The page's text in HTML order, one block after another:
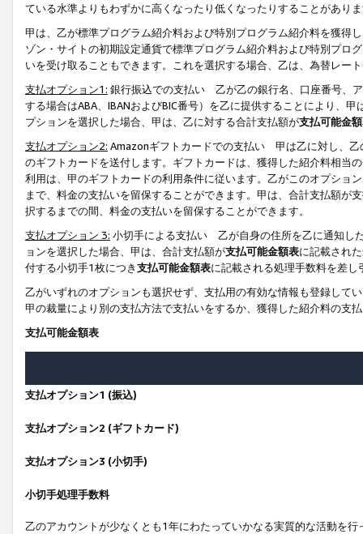
ている水準よりもわずかに高くなったり低くなったりすることがあり
甲は、乙が標準プログラム紹介料および特別プログラム紹介料を獲得
ゾン・サイトの初期設定通貨で標準プログラム紹介料および特別プロ
いを受け取ることもできます。これを選択する場合、乙は、為替レー
支払オプション1: 銀行振込での支払い 乙が乙の銀行名、口座番号、
する場合はABA、IBANおよびBIC番号）を乙に提供することにより、
プションを選択した場合、甲は、乙に対する合計支払額が支払可能金
支払オプション2: Amazonギフトカードでの支払い 甲は乙に対し、乙
のギフトカードを送付します。ギフトカードは、獲得した紹介料相当
利用は、甲のギフトカードの利用条件に従います。乙がこのオプショ
まで、料金の支払いを留保することができます。甲は、合計支払額が
択するまでの間、料金の支払いを留保することができます。
支払オプション 3: 小切手による支払い 乙が自身の住所を乙に通知し
ョンを選択した場合、甲は、合計支払額が支払可能金額表に記載され
付する小切手1枚につき支払可能金額表に記載される処理手数料を差し
乙がいずれのオプションも選択せず、支払用の有効な情報も登録して
甲の裁量により別の支払方法で支払いをするか、獲得した紹介料の支
支払可能金額表
支払オプション1 (振込)
支払オプション2 (ギフトカード)
支払オプション3 (小切手)
小切手処理手数料
乙のアカウントが少なくとも1年にわたっていかなる実質的な活動を